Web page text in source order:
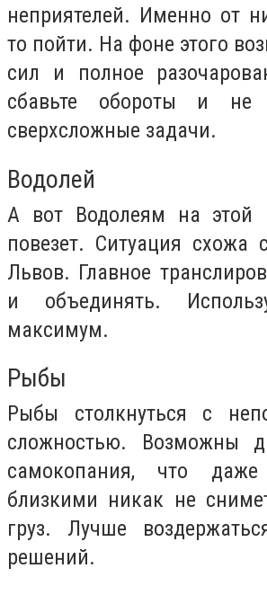
неприятелей. Именно от
то пойти. На фоне этого
сил и полное
сбавьте обороты и не
сверхсложные задачи.
Водолей
А вот Водолеям на этой
повезет. Ситуация схожа
Львов. Главное
и объединять.
максимум.
Рыбы
Рыбы столкнуться с
сложностью. Возможны
самокопания, что
близкими никак не
груз. Лучше
решений.